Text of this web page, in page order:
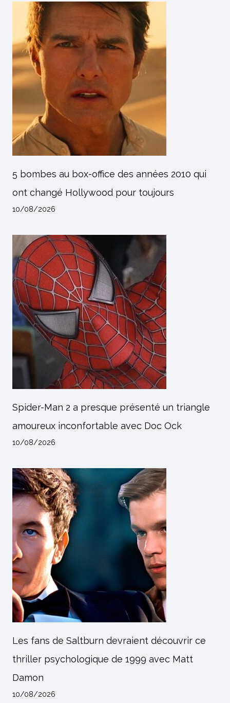
5 bombes au box-office des années 2010 qui
ont changé Hollywood pour toujours
10/08/2026
Spider-Man 2 a presque présenté un triangle
amoureux inconfortable avec Doc Ock
10/08/2026
Les fans de Saltburn devraient découvrir ce
thriller psychologique de 1999 avec Matt
Damon
10/08/2026